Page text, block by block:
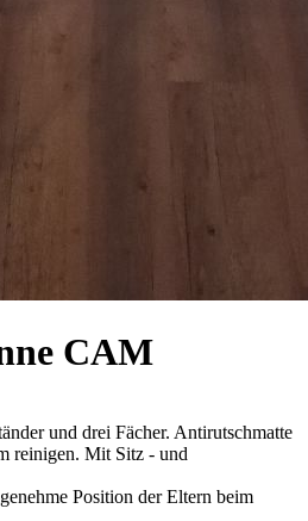
CAM
und drei Fächer. Antirutschmatte
reinigen. Mit Sitz - und
Position der Eltern beim